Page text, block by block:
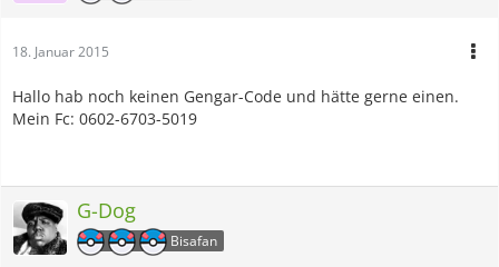
18. Januar 2015
Hallo hab noch keinen Gengar-Code und hätte gerne einen.
Mein Fc: 0602-6703-5019
G-Dog
Bisafan